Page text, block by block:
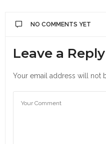
NO COMMENTS YET
Leave a Reply
Your email address will not